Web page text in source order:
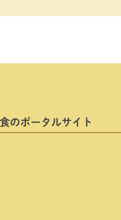
のポータルサイト